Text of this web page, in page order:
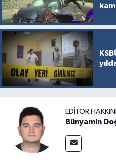
EDITÖR
Bünyamin